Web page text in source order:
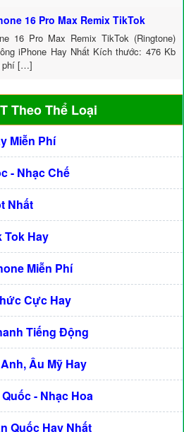
16 Pro Max Remix TikTok
16 Pro Max Remix TikTok (Ringtone)
iPhone Hay Nhất Kích thước: 476 Kb
phí […]
Theo Thể Loại
Miễn Phí
- Nhạc Chế
Nhất
Tok Hay
Miễn Phí
Cực Hay
Tiếng Động
Âu Mỹ Hay
- Nhạc Hoa
Quốc Hay Nhất